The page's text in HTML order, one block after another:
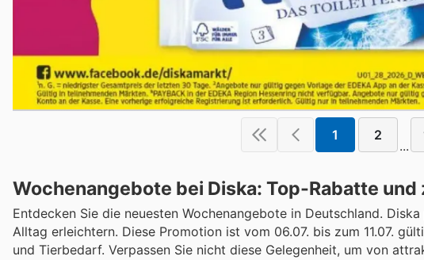
1 2
...
Wochenangebote bei Diska: Top-Rabatte
Entdecken Sie die neuesten Wochenangebote in Deutschland.
Alltag erleichtern. Diese Promotion ist vom 06.07. bis zum 11.07.
und Tierbedarf. Verpassen Sie nicht diese Gelegenheit, um von